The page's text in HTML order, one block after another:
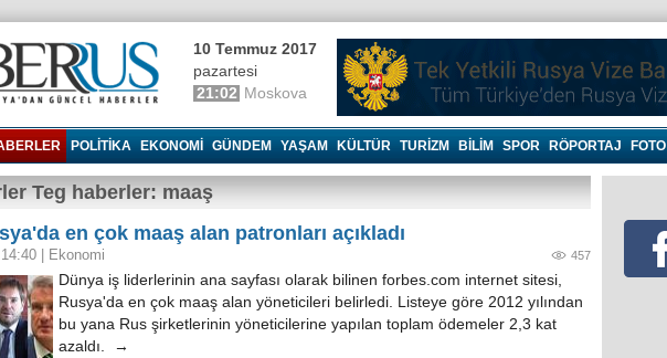
10 Temmuz 2017
pazartesi
21:02 Moskova
POLITIKA EKONOMI GÜNDEM YAŞAM KÜLTÜR TURIZM BILIM SPOR RÖPORTAJ FOTO
Teg haberler: maaş
en çok maaş alan patronları açıkladı
Ekonomi 457
Dünya iş liderlerinin ana sayfası olarak bilinen forbes.com internet sitesi,
Rusya'da en çok maaş alan yöneticileri belirledi. Listeye göre 2012 yılından
bu yana Rus şirketlerinin yöneticilerine yapılan toplam ödemeler 2,3 kat
azaldı. →